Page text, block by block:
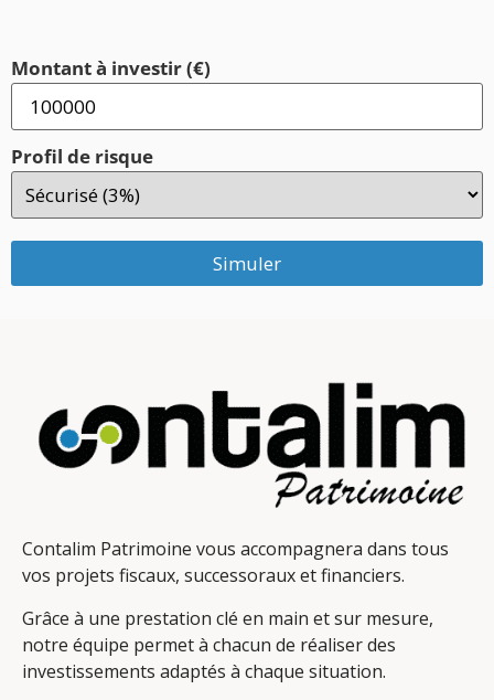
Montant à investir (€)
Profil de risque
Simuler
Contalim Patrimoine vous accompagnera dans tous
vos projets fiscaux, successoraux et financiers.
Grâce à une prestation clé en main et sur mesure,
notre équipe permet à chacun de réaliser des
investissements adaptés à chaque situation.